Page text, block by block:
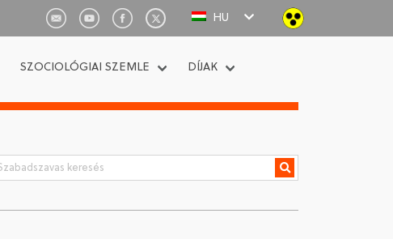
HU
SZOCIOLÓGIAI SZEMLE DÍJAK